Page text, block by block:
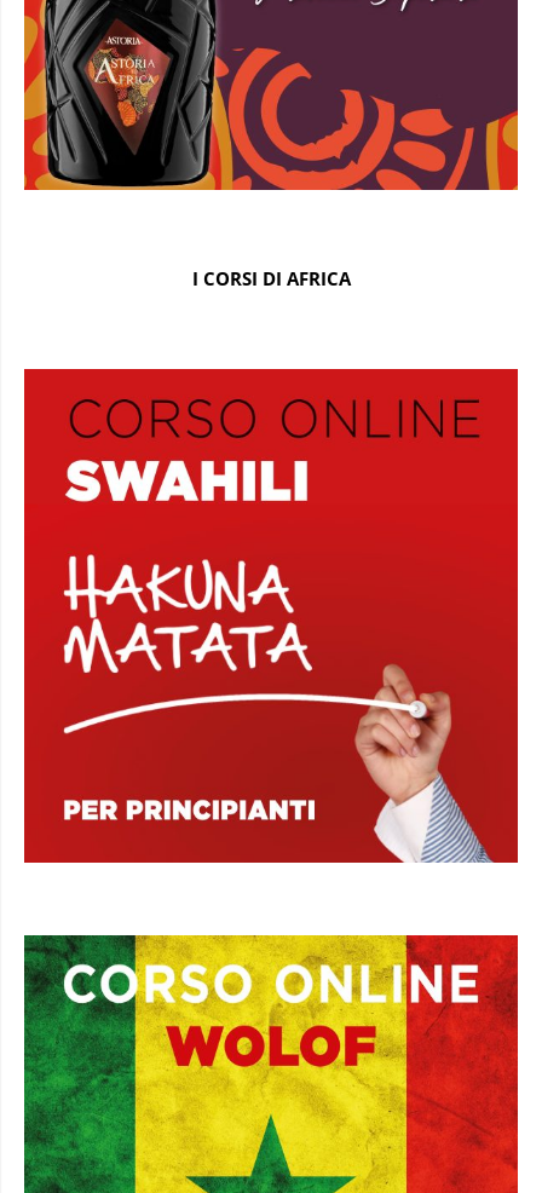
I CORSI DI AFRICA